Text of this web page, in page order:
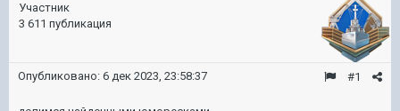
Участник
3 611 публикация
#1
Опубликовано: 6 дек 2023, 23:58:37